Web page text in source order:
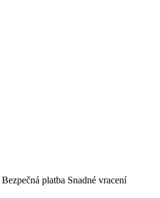
Bezpečná platba Snadné vracení